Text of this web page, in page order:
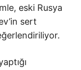
eski Rusya
sert